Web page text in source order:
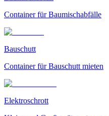
Container für Baumischabfälle
Bauschutt
Container für Bauschutt mieten
Elektroschrott